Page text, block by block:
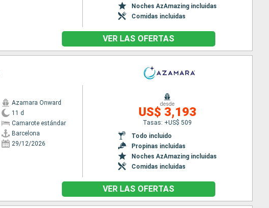
Noches AzAmazing incluidas
Comidas incluidas
VER LAS OFERTAS
Azamara Onward
11 d
Camarote estándar
Barcelona
29/12/2026
desde
US$ 3,193
Tasas: +US$ 509
Todo incluido
Propinas incluidas
Noches AzAmazing incluidas
Comidas incluidas
VER LAS OFERTAS